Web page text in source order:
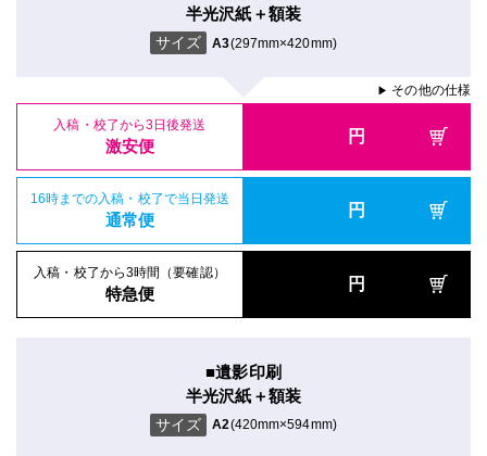
半光沢紙＋額装
サイズ A3(297mm×420mm)
▶ その他の仕様
入稿・校了から3日後発送
激安便 円
16時までの入稿・校了で当日発送
通常便 円
入稿・校了から3時間（要確認）
特急便 円
■遺影印刷
半光沢紙＋額装
サイズ A2(420mm×594mm)